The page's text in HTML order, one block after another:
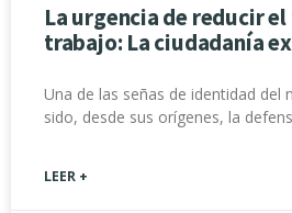
La urgencia de reducir
trabajo: La ciudadanía
Una de las señas de identidad
sido, desde sus orígenes, la
LEER +